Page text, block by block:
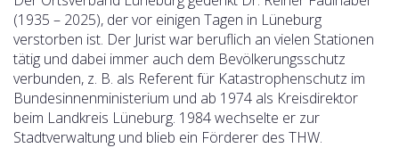
(1935 – 2025), der vor einigen Tagen in Lüneburg
verstorben ist. Der Jurist war beruflich an vielen Stationen
tätig und dabei immer auch dem Bevölkerungsschutz
verbunden, z. B. als Referent für Katastrophenschutz im
Bundesinnenministerium und ab 1974 als Kreisdirektor
beim Landkreis Lüneburg. 1984 wechselte er zur
Stadtverwaltung und blieb ein Förderer des THW.